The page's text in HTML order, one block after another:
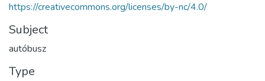
https://creativecommons.org/licenses/by-nc/4.0/
Subject
autóbusz
Type